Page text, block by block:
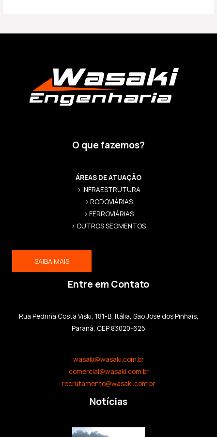
O que fazemos?
ÁREAS DE ATUAÇÃO
> INFRAESTRUTURA
> RODOVIÁRIAS
> FERROVIÁRIAS
> OUTROS SEGMENTOS
SAIBA MAIS
Entre em Contato
Rua Pedrina Costa Viski, 181-B, Itália, São José dos Pinhais,
Paraná, CEP 83020-625
wasaki@wasaki.com.br
comercial@wasaki.com.br
recrutamento@wasaki.com.br
Notícias